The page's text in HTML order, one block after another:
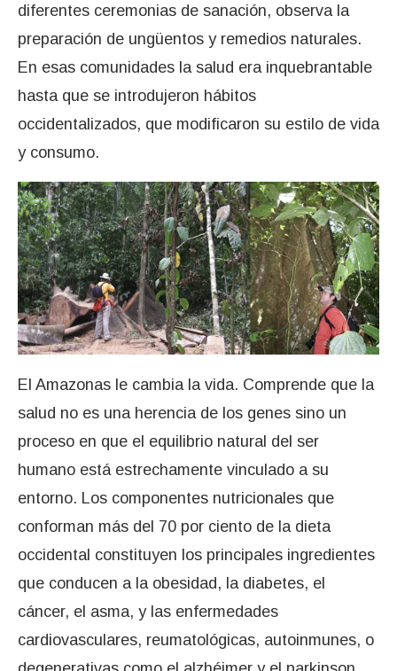
diferentes ceremonias de sanación, observa la
preparación de ungüentos y remedios naturales.
En esas comunidades la salud era inquebrantable
hasta que se introdujeron hábitos
occidentalizados, que modificaron su estilo de vida
y consumo.
El Amazonas le cambia la vida. Comprende que la
salud no es una herencia de los genes sino un
proceso en que el equilibrio natural del ser
humano está estrechamente vinculado a su
entorno. Los componentes nutricionales que
conforman más del 70 por ciento de la dieta
occidental constituyen los principales ingredientes
que conducen a la obesidad, la diabetes, el
cáncer, el asma, y las enfermedades
cardiovasculares, reumatológicas, autoinmunes, o